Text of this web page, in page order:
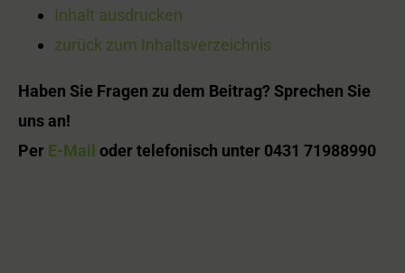
Inhalt ausdrucken
zurück zum Inhaltsverzeichnis
Haben Sie Fragen zu dem Beitrag? Sprechen Sie
uns an!
Per E-Mail oder telefonisch unter 0431 71988990